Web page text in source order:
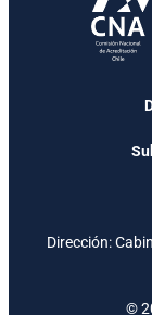
Dirección:
©